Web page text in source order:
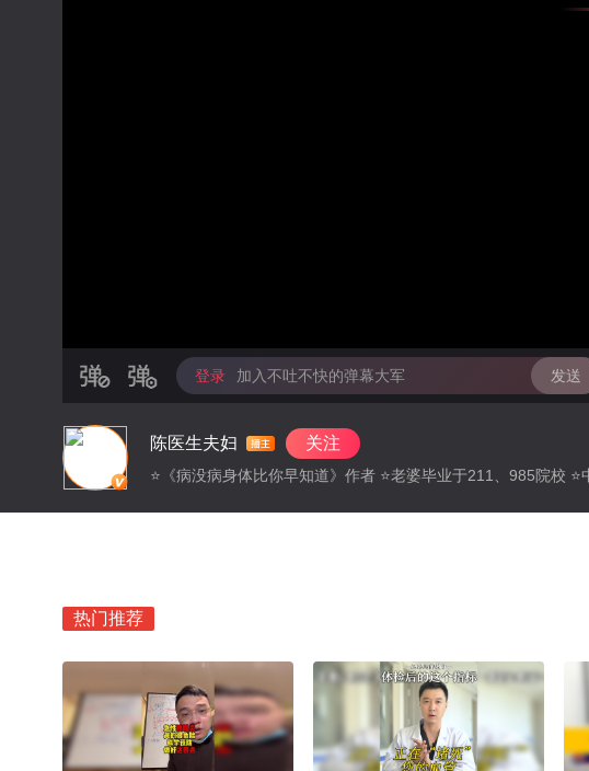
登录 加入不吐不快的弹幕大军 发送
陈医生夫妇 关注
热门推荐